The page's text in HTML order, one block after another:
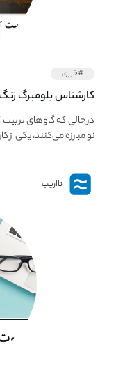
#خبری
کارشناس بلومبرگ
معرض خطر سقوط
نو مبارزه می‌کنند، یکی از
نااریب